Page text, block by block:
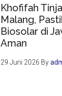
Khofifah
Malang,
Biosolar di
Aman
29 Juni 2026 By